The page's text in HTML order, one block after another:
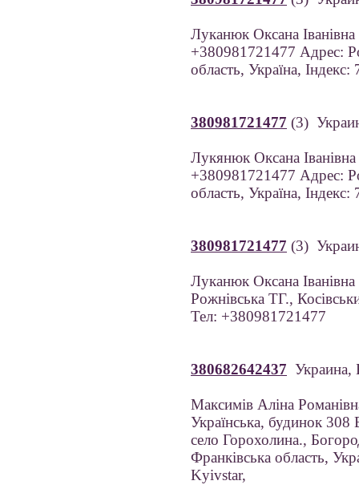
Луканюк Оксана
+380981721477 Адрес:
область, Україна,
380981721477 (3)
Лукянюк Оксана
+380981721477 Адрес:
область, Україна,
380981721477 (3)
Луканюк Оксана
Рожнівська ТГ.,
Тел: +380981721477
380682642437
Максимів Аліна
Українська, будинок 308
село Горохолина.,
Франківська область,
Kyivstar,